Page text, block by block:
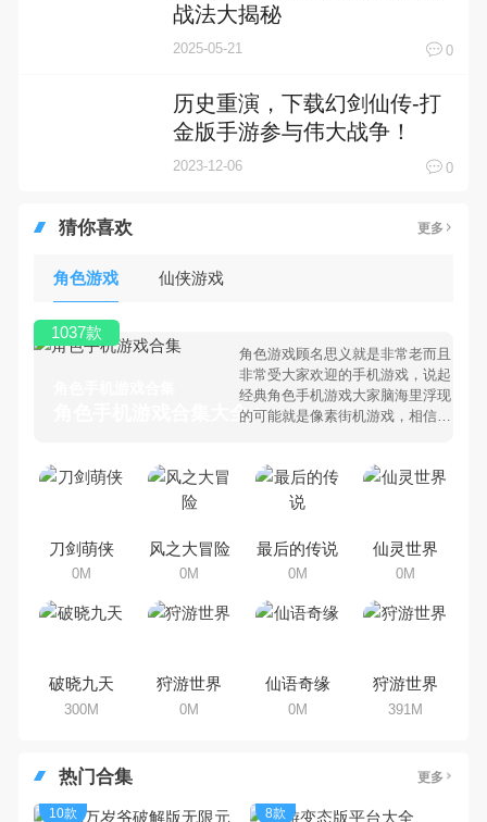
战法大揭秘
2025-05-21 0
历史重演，下载幻剑仙传-打
金版手游参与伟大战争！
2023-12-06 0
猜你喜欢 更多
角色游戏 仙侠游戏
角色手机游戏合集大全 >
角色游戏顾名思义就是非常老而且
非常受大家欢迎的手机游戏，说起
经典角色手机游戏大家脑海里浮现
的可能就是像素街机游戏，相信很
色手机游戏有哪些呢？游戏今天，
乐途下载站小编芒果味的怪咖给大
集，欢迎大家前来选择下载体验
1037款
刀剑萌侠
0M
风之大冒险
0M
最后的传说
0M
仙灵世界
0M
破晓九天
300M
狩游世界
0M
仙语奇缘
0M
狩游世界
391M
热门合集 更多
10款 8款